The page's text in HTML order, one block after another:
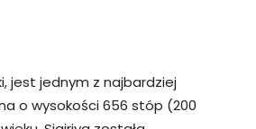
jest jednym z najbardziej
o wysokości 656 stóp (200